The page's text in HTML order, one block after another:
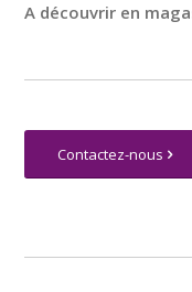
A découvrir en
Contactez-nous